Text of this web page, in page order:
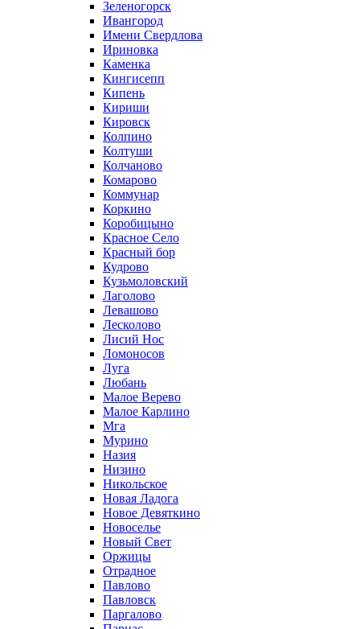
Зеленогорск
Ивангород
Имени Свердлова
Ириновка
Каменка
Кингисепп
Кипень
Кириши
Кировск
Колпино
Колтуши
Колчаново
Комарово
Коммунар
Коркино
Коробицыно
Красное Село
Красный бор
Кудрово
Кузьмоловский
Лаголово
Левашово
Лесколово
Лисий Нос
Ломоносов
Луга
Любань
Малое Верево
Малое Карлино
Мга
Мурино
Назия
Низино
Никольское
Новая Ладога
Новое Девяткино
Новоселье
Новый Свет
Оржицы
Отрадное
Павлово
Павловск
Паргалово